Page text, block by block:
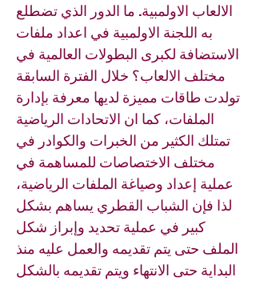
الالعاب الاولمبية. ما الدور الذي تضطلع
به اللجنة الاولمبية في اعداد ملفات
الاستضافة لكبرى البطولات العالمية في
مختلف الالعاب؟ خلال الفترة السابقة
تولدت طاقات مميزة لديها معرفة بإدارة
الملفات، كما ان الاتحادات الرياضية
تمتلك الكثير من الخبرات والكوادر في
مختلف الاختصاصات للمساهمة في
عملية إعداد وصياغة الملفات الرياضية،
لذا فإن الشباب القطري يساهم بشكل
كبير في عملية تحديد وإبراز شكل
الملف حتى يتم تقديمه والعمل عليه منذ
البداية حتى الانتهاء ويتم تقديمه بالشكل